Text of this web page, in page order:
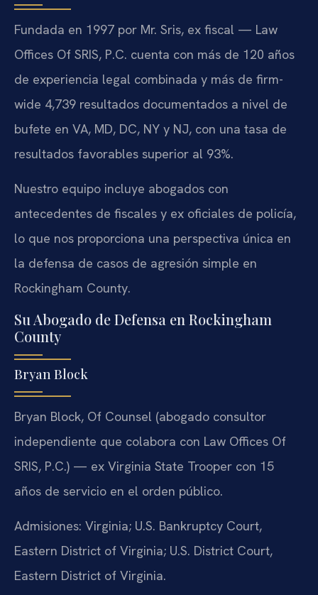
Fundada en 1997 por Mr. Sris, ex fiscal — Law
Offices Of SRIS, P.C. cuenta con más de 120 años
de experiencia legal combinada y más de firm-
wide 4,739 resultados documentados a nivel de
bufete en VA, MD, DC, NY y NJ, con una tasa de
resultados favorables superior al 93%.
Nuestro equipo incluye abogados con
antecedentes de fiscales y ex oficiales de policía,
lo que nos proporciona una perspectiva única en
la defensa de casos de agresión simple en
Rockingham County.
Su Abogado de Defensa en Rockingham
County
Bryan Block
Bryan Block, Of Counsel (abogado consultor
independiente que colabora con Law Offices Of
SRIS, P.C.) — ex Virginia State Trooper con 15
años de servicio en el orden público.
Admisiones: Virginia; U.S. Bankruptcy Court,
Eastern District of Virginia; U.S. District Court,
Eastern District of Virginia.